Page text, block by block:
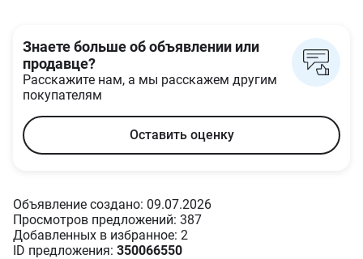
Знаете больше об объявлении или
продавце?
Расскажите нам, а мы расскажем другим
покупателям
Оставить оценку
Объявление создано: 09.07.2026
Просмотров предложений: 387
Добавленных в избранное: 2
ID предложения: 350066550